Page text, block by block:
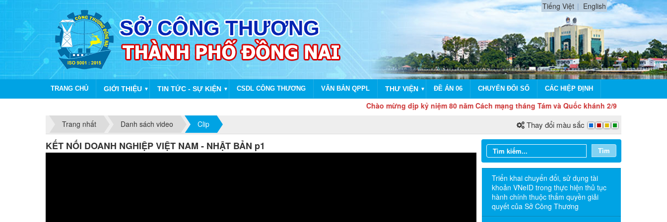
Tiếng Việt English
TRANG CHỦ GIỚI THIỆU ▼ TIN TỨC - SỰ KIỆN ▼ CSDL CÔNG THƯƠNG VĂN BẢN QPPL THƯ VIỆN ▼ ĐỀ ÁN 06 CHUYỂN ĐỔI SỐ CÁC HIỆP ĐỊNH
Chào mừng dịp kỷ niệm 80 năm Cách mạng tháng Tám và Quốc khánh 2/9
Trang nhất
Danh sách video Clip Thay đổi màu sắc
KẾT NỐI DOANH NGHIỆP VIỆT NAM - NHẬT BẢN p1 Tìm
Triển khai chuyển đổi, sử dụng tài
khoản VNeID trong thực hiện thủ tục
hành chính thuộc thẩm quyền giải
quyết của Sở Công Thương